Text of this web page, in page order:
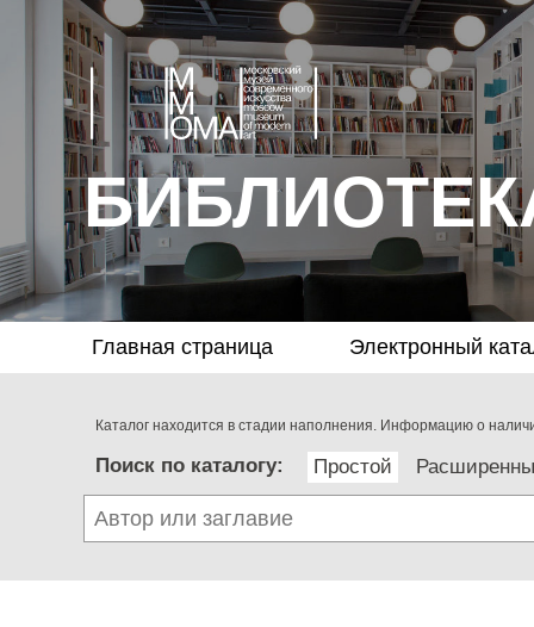
Главная страница Электронный
Каталог находится в стадии наполнения. Информацию о
Поиск по каталогу: Простой